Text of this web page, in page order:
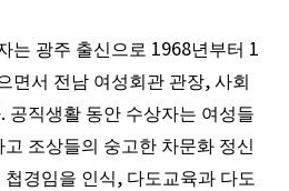
는 광주 출신으로 1968년부터 1
면서 전남 여성회관 관장,사회
. 공직생활 동안 수상자는 여성들
조상들의 숭고한 차문화 정신
경임을 인식, 다도교육과 다도